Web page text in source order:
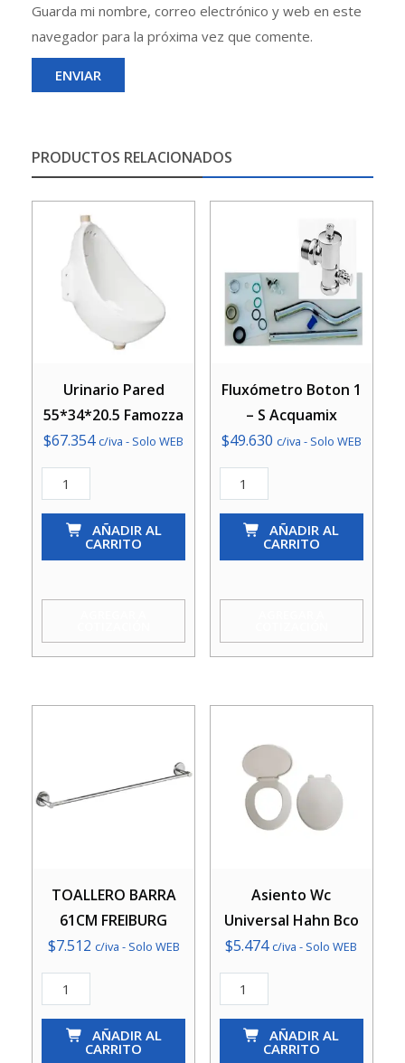
Guarda mi nombre, correo electrónico y web en este
navegador para la próxima vez que comente.
PRODUCTOS RELACIONADOS
Urinario Pared
55*34*20.5 Famozza
$67.354 c/iva - Solo WEB
Urinario
Pared
55*34*20.5AÑADIR AL
CARRITO
Fluxómetro Boton 1
– S Acquamix
$49.630 c/iva - Solo WEB
Fluxómetro
Boton
Acquamix
AÑADIR AL
CARRITO
TOALLERO BARRA
61CM FREIBURG
$7.512 c/iva - Solo WEB
TOALLERO
BARRA
61CM
AÑADIR AL
CARRITO
Asiento Wc
Universal Hahn Bco
$5.474 c/iva - Solo WEB
Asiento
Wc
UniversalAÑADIR AL
CARRITO